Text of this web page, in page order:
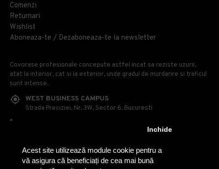
Acest site utilizează module cookie pentru a
vă asigura că beneficiați de cea mai bună
Inchide
Comenzi
Returnari
Wishlist
Aboneaza-te / Dezaboneaza-te la newsletter
Covorase profesionale concepute astfel incat sa reziste uzurii,
atat la interior, cat si la exterior, unde gradul de murdarire si traficul
sunt intense.
WEST BUSINESS CAMPUS
Strada Preciziei, Nr, 3W, Sector 6, Bucuresti
OFFICE@COVOARE-PROFESIONALE.RO